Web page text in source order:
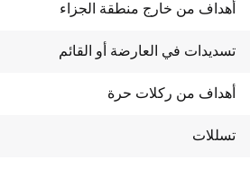
أهداف من خارج منطقة الجزاء
تسديدات في العارضة أو القائم
أهداف من ركلات حرة
تسللات